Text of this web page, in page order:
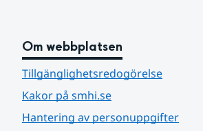
Om webbplatsen
Tillgänglighetsredogörelse
Kakor på smhi.se
Hantering av personuppgifter